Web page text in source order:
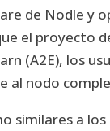
de Nodle y
el proyecto
(A2E), los
al nodo
similares a